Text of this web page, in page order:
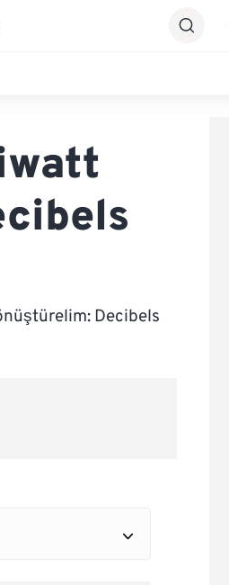
Decibels